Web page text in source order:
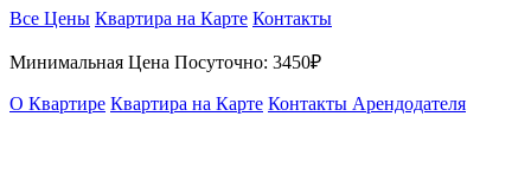
Все Цены Квартира на Карте Контакты
Минимальная Цена Посуточно: 3450₽
О Квартире Квартира на Карте Контакты Арендодателя